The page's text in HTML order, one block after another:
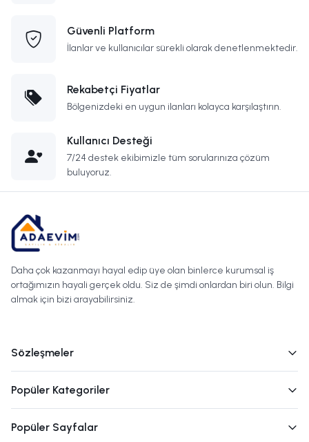
Güvenli Platform
İlanlar ve kullanıcılar sürekli olarak denetlenmektedir.
Rekabetçi Fiyatlar
Bölgenizdeki en uygun ilanları kolayca karşılaştırın.
Kullanıcı Desteği
7/24 destek ekibimizle tüm sorularınıza çözüm
buluyoruz.
Daha çok kazanmayı hayal edip üye olan binlerce kurumsal iş
ortağımızın hayali gerçek oldu. Siz de şimdi onlardan biri olun. Bilgi
almak için bizi arayabilirsiniz.
Sözleşmeler
Popüler Kategoriler
Popüler Sayfalar